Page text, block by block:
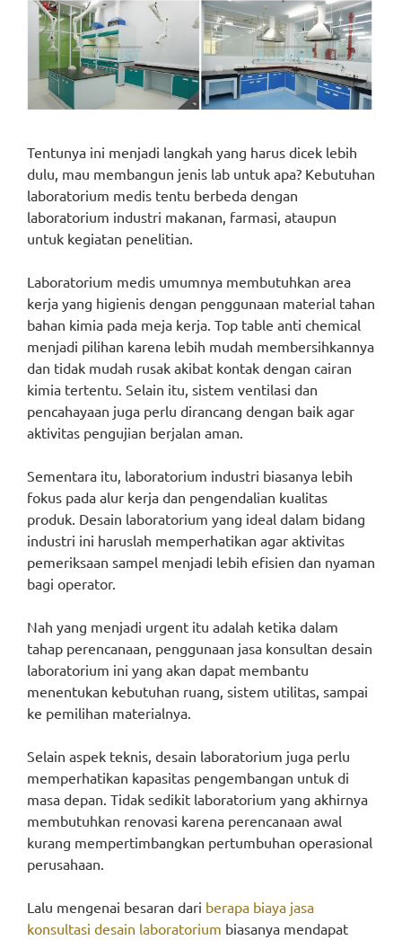
Tentunya ini menjadi langkah yang harus dicek lebih
dulu, mau membangun jenis lab untuk apa? Kebutuhan
laboratorium medis tentu berbeda dengan
laboratorium industri makanan, farmasi, ataupun
untuk kegiatan penelitian.
Laboratorium medis umumnya membutuhkan area
kerja yang higienis dengan penggunaan material tahan
bahan kimia pada meja kerja. Top table anti chemical
menjadi pilihan karena lebih mudah membersihkannya
dan tidak mudah rusak akibat kontak dengan cairan
kimia tertentu. Selain itu, sistem ventilasi dan
pencahayaan juga perlu dirancang dengan baik agar
aktivitas pengujian berjalan aman.
Sementara itu, laboratorium industri biasanya lebih
fokus pada alur kerja dan pengendalian kualitas
produk. Desain laboratorium yang ideal dalam bidang
industri ini haruslah memperhatikan agar aktivitas
pemeriksaan sampel menjadi lebih efisien dan nyaman
bagi operator.
Nah yang menjadi urgent itu adalah ketika dalam
tahap perencanaan, penggunaan jasa konsultan desain
laboratorium ini yang akan dapat membantu
menentukan kebutuhan ruang, sistem utilitas, sampai
ke pemilihan materialnya.
Selain aspek teknis, desain laboratorium juga perlu
memperhatikan kapasitas pengembangan untuk di
masa depan. Tidak sedikit laboratorium yang akhirnya
membutuhkan renovasi karena perencanaan awal
kurang mempertimbangkan pertumbuhan operasional
perusahaan.
Lalu mengenai besaran dari berapa biaya jasa
konsultasi desain laboratorium biasanya mendapat